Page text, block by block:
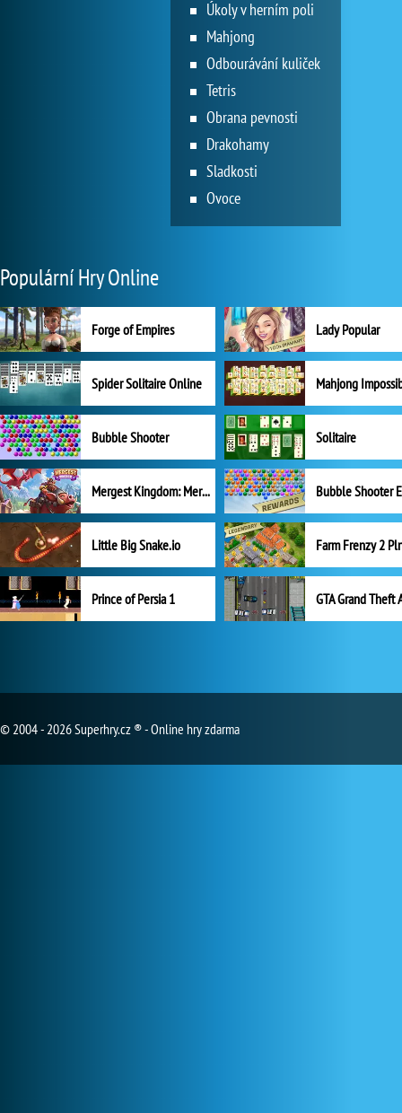
Úkoly v herním poli
Mahjong
Odbourávání kuliček
Tetris
Obrana pevnosti
Drakohamy
Sladkosti
Ovoce
Populární Hry Online
Forge of Empires Lady Popular
Spider Solitaire Online Mahjong
Bubble Shooter Solitaire
Mergest Kingdom: Merge Puzzle
Little Big Snake.io
Prince of Persia 1 GTA Grand Theft
© 2004 - 2026 Superhry.cz ® - Online hry zdarma